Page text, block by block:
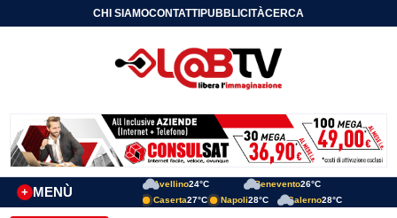
CHI SIAMOCONTATTIPUBBLICITÀCERCA
MENÙ
+
Avellino24°C Benevento26°C
Caserta27°C Napoli28°C Salerno28°C